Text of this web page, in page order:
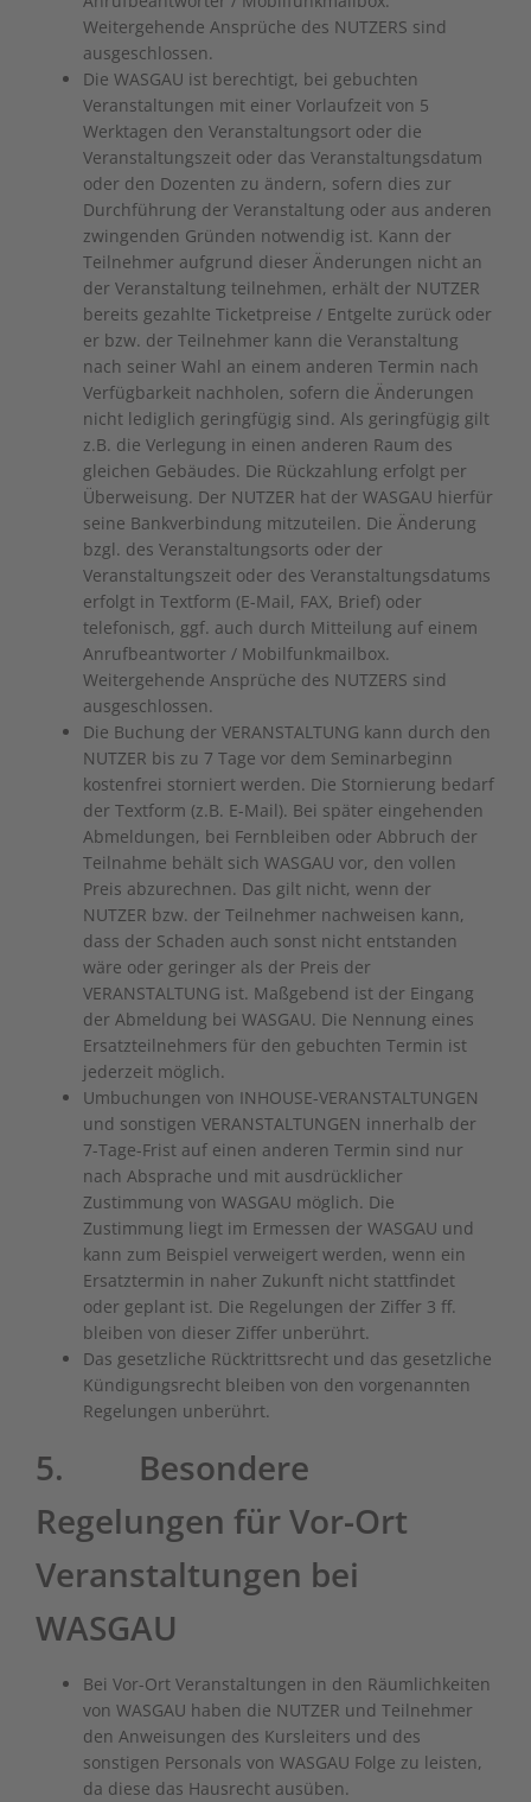
Weitergehende Ansprüche des NUTZERS sind
ausgeschlossen.
Die WASGAU ist berechtigt, bei gebuchten
Veranstaltungen mit einer Vorlaufzeit von 5
Werktagen den Veranstaltungsort oder die
Veranstaltungszeit oder das Veranstaltungsdatum
oder den Dozenten zu ändern, sofern dies zur
Durchführung der Veranstaltung oder aus anderen
zwingenden Gründen notwendig ist. Kann der
Teilnehmer aufgrund dieser Änderungen nicht an
der Veranstaltung teilnehmen, erhält der NUTZER
bereits gezahlte Ticketpreise / Entgelte zurück oder
er bzw. der Teilnehmer kann die Veranstaltung
nach seiner Wahl an einem anderen Termin nach
Verfügbarkeit nachholen, sofern die Änderungen
nicht lediglich geringfügig sind. Als geringfügig gilt
z.B. die Verlegung in einen anderen Raum des
gleichen Gebäudes. Die Rückzahlung erfolgt per
Überweisung. Der NUTZER hat der WASGAU hierfür
seine Bankverbindung mitzuteilen. Die Änderung
bzgl. des Veranstaltungsorts oder der
Veranstaltungszeit oder des Veranstaltungsdatums
erfolgt in Textform (E-Mail, FAX, Brief) oder
telefonisch, ggf. auch durch Mitteilung auf einem
Anrufbeantworter / Mobilfunkmailbox.
Weitergehende Ansprüche des NUTZERS sind
ausgeschlossen.
Die Buchung der VERANSTALTUNG kann durch den
NUTZER bis zu 7 Tage vor dem Seminarbeginn
kostenfrei storniert werden. Die Stornierung bedarf
der Textform (z.B. E-Mail). Bei später eingehenden
Abmeldungen, bei Fernbleiben oder Abbruch der
Teilnahme behält sich WASGAU vor, den vollen
Preis abzurechnen. Das gilt nicht, wenn der
NUTZER bzw. der Teilnehmer nachweisen kann,
dass der Schaden auch sonst nicht entstanden
wäre oder geringer als der Preis der
VERANSTALTUNG ist. Maßgebend ist der Eingang
der Abmeldung bei WASGAU. Die Nennung eines
Ersatzteilnehmers für den gebuchten Termin ist
jederzeit möglich.
Umbuchungen von INHOUSE-VERANSTALTUNGEN
und sonstigen VERANSTALTUNGEN innerhalb der
7-Tage-Frist auf einen anderen Termin sind nur
nach Absprache und mit ausdrücklicher
Zustimmung von WASGAU möglich. Die
Zustimmung liegt im Ermessen der WASGAU und
kann zum Beispiel verweigert werden, wenn ein
Ersatztermin in naher Zukunft nicht stattfindet
oder geplant ist. Die Regelungen der Ziffer ‎3 ff.
bleiben von dieser Ziffer unberührt.
Das gesetzliche Rücktrittsrecht und das gesetzliche
Kündigungsrecht bleiben von den vorgenannten
Regelungen unberührt.
5. Besondere
Regelungen für Vor-Ort
Veranstaltungen bei
WASGAU
Bei Vor-Ort Veranstaltungen in den Räumlichkeiten
von WASGAU haben die NUTZER und Teilnehmer
den Anweisungen des Kursleiters und des
sonstigen Personals von WASGAU Folge zu leisten,
da diese das Hausrecht ausüben.